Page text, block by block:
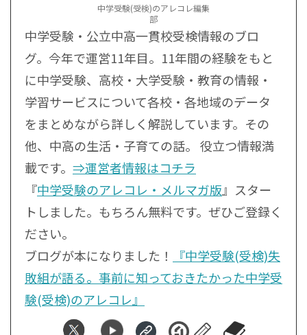
中学受験(受検)のアレコレ編集
部
中学受験・公立中高一貫校受検情報のブロ
グ。今年で運営11年目。11年間の経験をもと
に中学受験、高校・大学受験・教育の情報・
学習サービスについて各校・各地域のデータ
をまとめながら詳しく解説しています。その
他、中高の生活・子育ての話。 役立つ情報満
載です。 ⇒運営者情報はコチラ
『中学受験のアレコレ・メルマガ版』スター
トしました。もちろん無料です。ぜひご登録く
ださい。
ブログが本になりました！
『中学受験(受検)失
敗組が語る。事前に知っておきたかった中学受
験(受検)のアレコレ』